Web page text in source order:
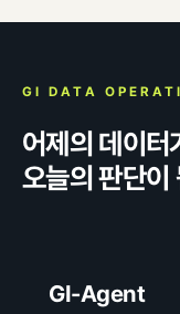
GI DATA
어제의 데이터
오늘의 판단이
GI-Agent